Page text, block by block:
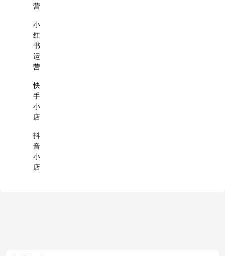
营
小
红
书
运
营
快
手
小
店
抖
音
小
店